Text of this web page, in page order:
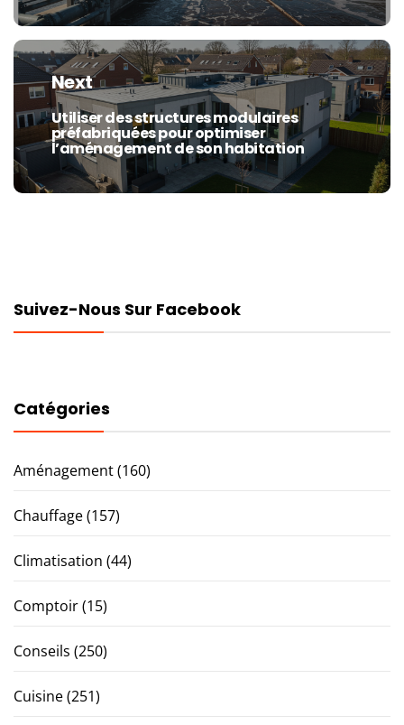
Next
Next
post:
Utiliser des structures modulaires
préfabriquées pour optimiser
l’aménagement de son habitation
Suivez-Nous Sur Facebook
Catégories
Aménagement(160)
Chauffage(157)
Climatisation (44)
Comptoir(15)
Conseils (250)
Cuisine(251)